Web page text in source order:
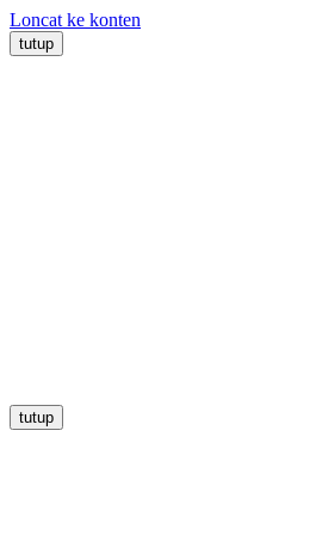
Loncat ke konten
tutup
tutup